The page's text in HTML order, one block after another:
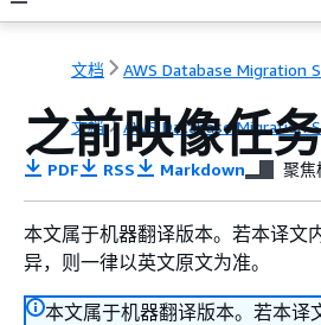
文档 AWS Database Migration
文档 AWS Database Migration
之前映像任
PDF RSS Markdown 聚焦
本文属于机器翻译版本。若本译文
异，则一律以英文原文为准。
本文属于机器翻译版本。若本译